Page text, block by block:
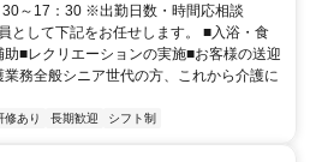
～17：30 ※出勤日数・時間応相談
として下記をお任せします。 ■入浴・食
■レクリエーションの実施■お客様の送迎
務全般シニア世代の方、これから介護に
修あり 長期歓迎 シフト制